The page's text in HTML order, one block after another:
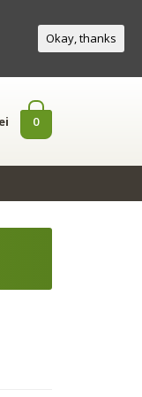
0
Okay, thanks